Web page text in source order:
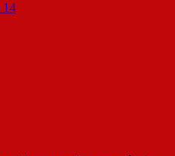
14